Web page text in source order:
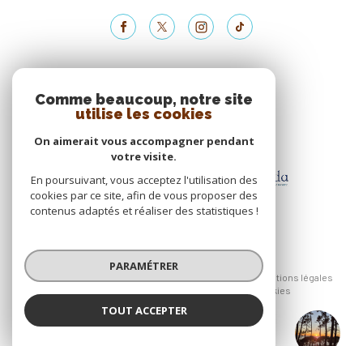
Agence Coullaud
Nous adhérons
© 2026 | Tous droits réservés
Mentions légales
Cookies
Comme beaucoup, notre site
utilise les cookies
On aimerait vous accompagner pendant
votre visite.
En poursuivant, vous acceptez l'utilisation des
cookies par ce site, afin de vous proposer des
contenus adaptés et réaliser des statistiques !
PARAMÉTRER
TOUT ACCEPTER